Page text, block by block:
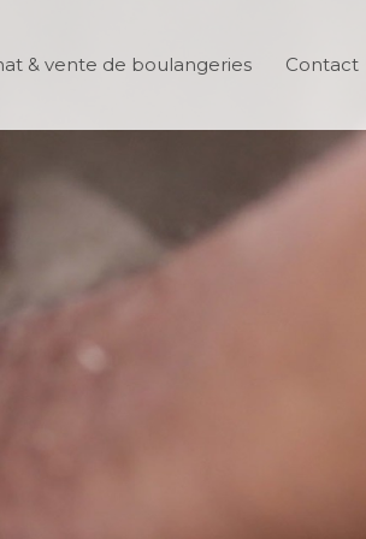
& vente de boulangeries Contact